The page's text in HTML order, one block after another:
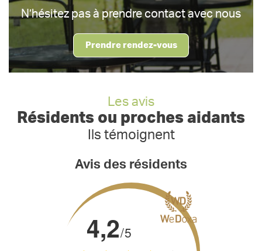
e
N’hésitez pas à prendre contact avec nous
Prendre rendez-vous
Les avis
Résidents ou proches aidants
Ils témoignent
Avis des résidents
4,2/5